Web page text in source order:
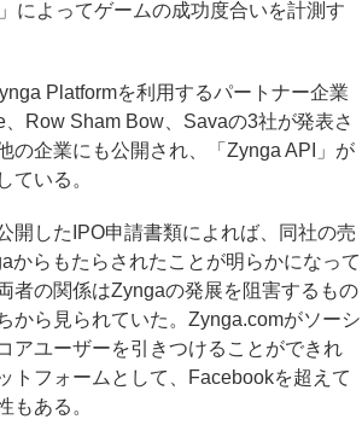
によってゲームの成功度合いを計測す
Platformを利用するパートナー企業
Row Sham Bow、Savaの3社が発表さ
の企業にも公開され、「Zynga API」が
ている。
したIPO申請書類によれば、同社の売
からもたらされたことが明らかになって
者の関係はZyngaの発展を阻害するもの
から見られていた。Zynga.comがソーシ
アユーザーを引きつけることができれ
トフォームとして、Facebookを超えて
もある。